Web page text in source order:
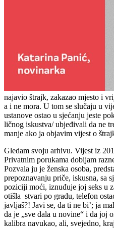
najavio štrajk, zakazao mjesto i
a i ne mora. U tom se slučaju u
ustanove ostao u sjećanju jeste
ličnog iskustva/ ubjeđivali da ne
manje ako ja objavim vijest o
Gledam svoju arhivu. Vijest iz
Privatnim porukama dobijam
Pozvala ju je ženska osoba,
prepoznavanju priče, iskusna, sa
poziciji moći, iznuđuje joj seks u
otišla stvari po gradu, telefon
javljaš?! Javi se, da ti ne bi’; ja
da je „sve dala u novine“ i da joj
kalibra navukao, ali, svejedno,